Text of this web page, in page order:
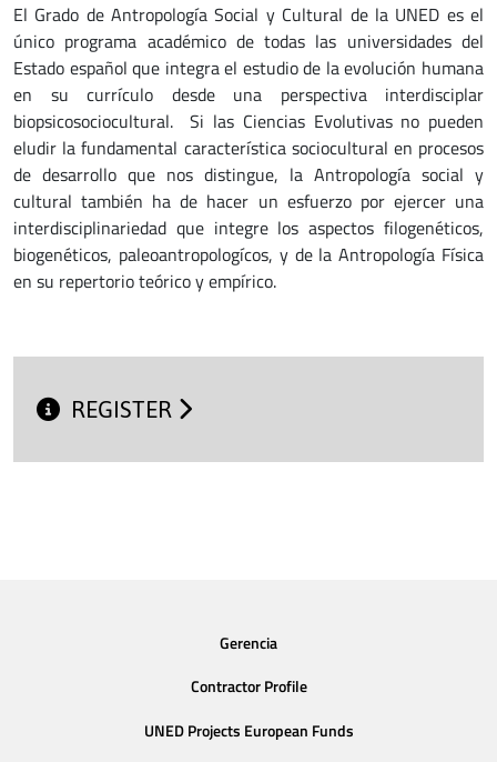
El Grado de Antropología Social y Cultural de la UNED es el
único programa académico de todas las universidades del
Estado español que integra el estudio de la evolución humana
en su currículo desde una perspectiva interdisciplar
biopsicosociocultural. Si las Ciencias Evolutivas no pueden
eludir la fundamental característica sociocultural en procesos
de desarrollo que nos distingue, la Antropología social y
cultural también ha de hacer un esfuerzo por ejercer una
interdisciplinariedad que integre los aspectos filogenéticos,
biogenéticos, paleoantropologícos, y de la Antropología Física
en su repertorio teórico y empírico.
REGISTER
Gerencia
Contractor Profile
UNED Projects European Funds